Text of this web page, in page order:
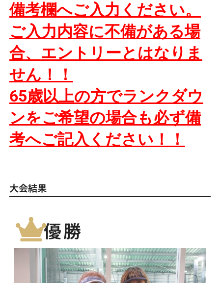
備考欄へご入力ください。
ご入力内容に不備がある場
合、 エントリーとはなりま
せん！！
65歳以上の方でランクダウ
ンをご希望の場合も必ず備
考へご記入ください！！
大会結果
優勝